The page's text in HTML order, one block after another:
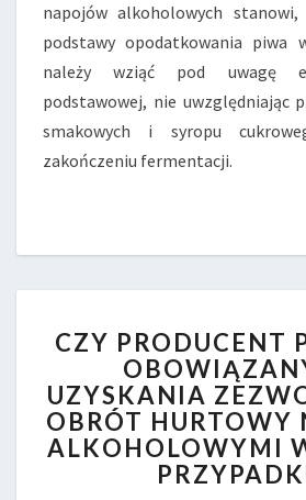
napojów alkoholowych
podstawy opodatkowania piwa
należy wziąć pod uwagę
podstawowej, nie uwzględniając
smakowych i syropu
zakończeniu fermentacji.
PIWA
JEST
DO
CZY PRODUCENT
UZYSKANIA
OBRÓT HURTOWY
ALKOHOLOWYMI